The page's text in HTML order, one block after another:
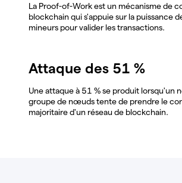
La Proof-of-Work est un mécanisme de
blockchain qui s'appuie sur la puissance
mineurs pour valider les transactions.
Attaque des 51 %
Une attaque à 51 % se produit lorsqu'un
groupe de nœuds tente de prendre le
majoritaire d'un réseau de blockchain.